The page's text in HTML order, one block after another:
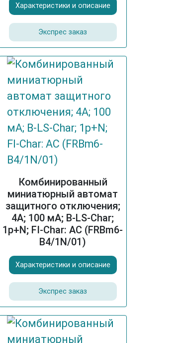
Характеристики и описание
Экспрес заказ
Комбинированный
миниатюрный автомат
защитного отключения;
4A; 100 мА; B-LS-Char;
1p+N; FI-Char: AC (FRBm6-
B4/1N/01)
Характеристики и описание
Экспрес заказ